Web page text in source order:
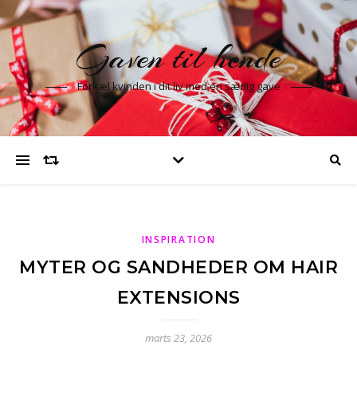
Gaven til hende
Forkæl kvinden i dit liv med en særlig gave
INSPIRATION
MYTER OG SANDHEDER OM HAIR
EXTENSIONS
marts 23, 2026